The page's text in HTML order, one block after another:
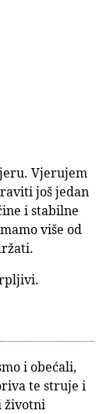
Vjerujem
još jedan
i stabilne
više od
i obećali,
te struje i
životni